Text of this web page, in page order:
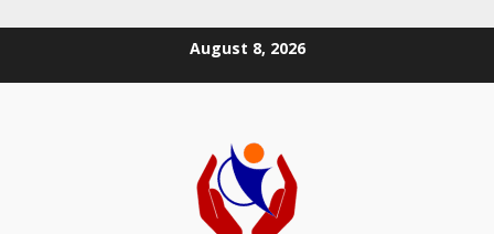
August 8, 2026